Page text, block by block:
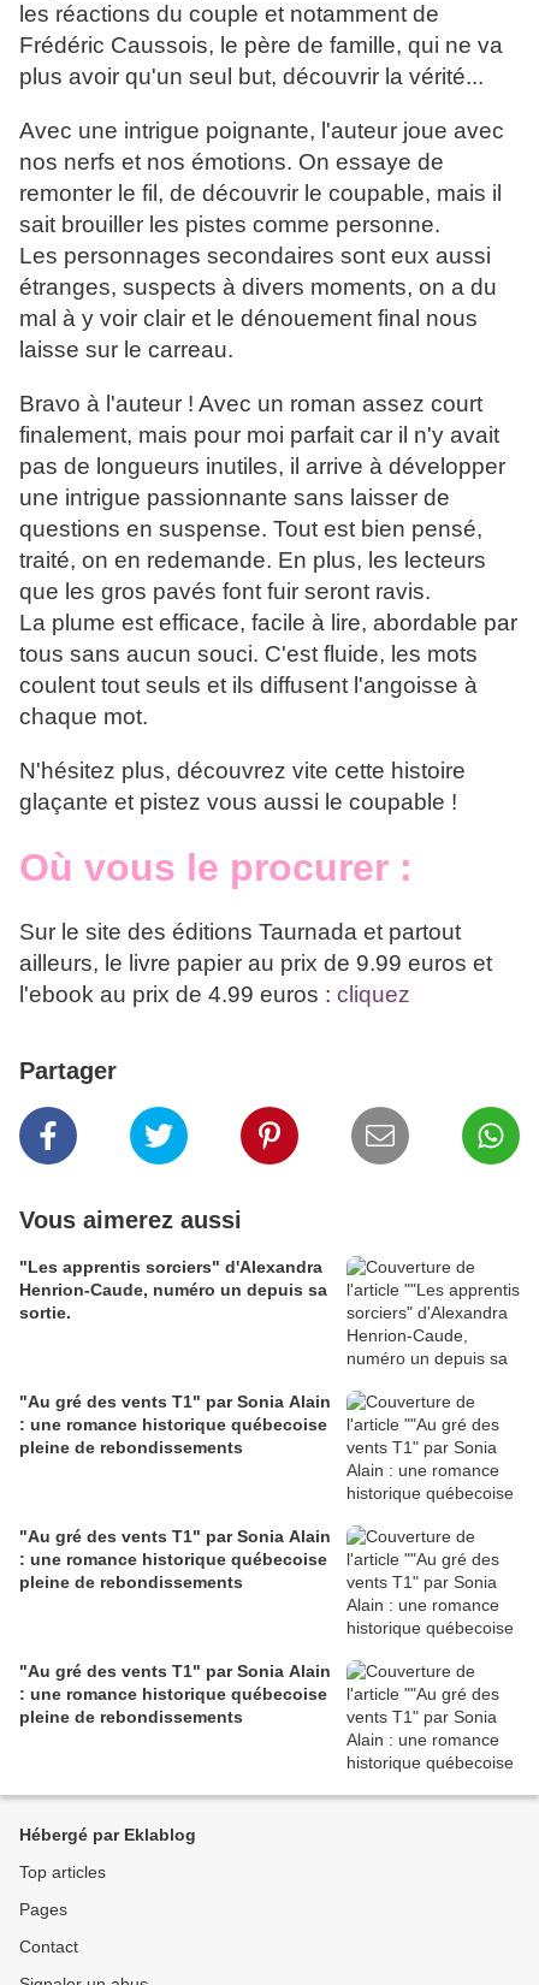
les réactions du couple et notamment de
Frédéric Caussois, le père de famille, qui ne va
plus avoir qu'un seul but, découvrir la vérité...
Avec une intrigue poignante, l'auteur joue avec
nos nerfs et nos émotions. On essaye de
remonter le fil, de découvrir le coupable, mais il
sait brouiller les pistes comme personne.
Les personnages secondaires sont eux aussi
étranges, suspects à divers moments, on a du
mal à y voir clair et le dénouement final nous
laisse sur le carreau.
Bravo à l'auteur ! Avec un roman assez court
finalement, mais pour moi parfait car il n'y avait
pas de longueurs inutiles, il arrive à développer
une intrigue passionnante sans laisser de
questions en suspense. Tout est bien pensé,
traité, on en redemande. En plus, les lecteurs
que les gros pavés font fuir seront ravis.
La plume est efficace, facile à lire, abordable par
tous sans aucun souci. C'est fluide, les mots
coulent tout seuls et ils diffusent l'angoisse à
chaque mot.
N'hésitez plus, découvrez vite cette histoire
glaçante et pistez vous aussi le coupable !
Où vous le procurer :
Sur le site des éditions Taurnada et partout
ailleurs, le livre papier au prix de 9.99 euros et
l'ebook au prix de 4.99 euros : cliquez
Partager
Vous aimerez aussi
"Les apprentis sorciers" d'Alexandra
Henrion-Caude, numéro un depuis sa
sortie.
"Au gré des vents T1" par Sonia Alain
: une romance historique québecoise
pleine de rebondissements
"Au gré des vents T1" par Sonia Alain
: une romance historique québecoise
pleine de rebondissements
"Au gré des vents T1" par Sonia Alain
: une romance historique québecoise
pleine de rebondissements
Hébergé par Eklablog
Top articles
Pages
Contact